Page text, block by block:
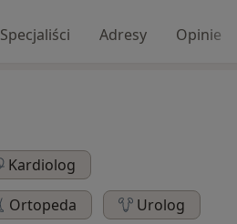
Specjaliści Adresy Opinie
Kardiolog
Ortopeda
Urolog